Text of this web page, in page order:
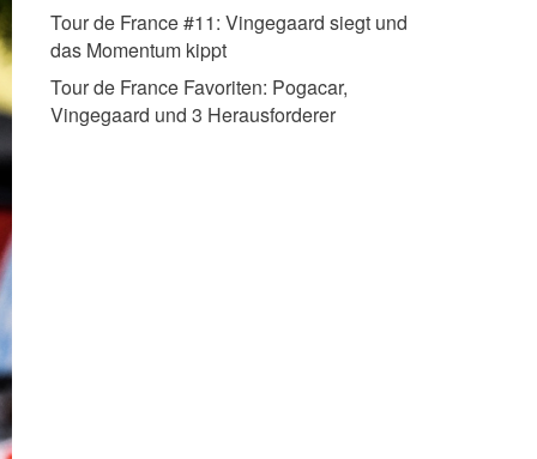
Tour de France #11: Vingegaard siegt und
das Momentum kippt
Tour de France Favoriten: Pogacar,
Vingegaard und 3 Herausforderer